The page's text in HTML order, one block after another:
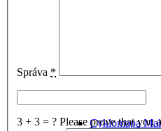
Cyklomapa
Správa *
3 + 3 = ? Please prove that you